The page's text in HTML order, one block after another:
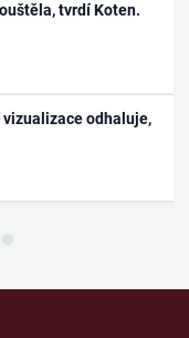
tvrdí Koten.
odhaluje,